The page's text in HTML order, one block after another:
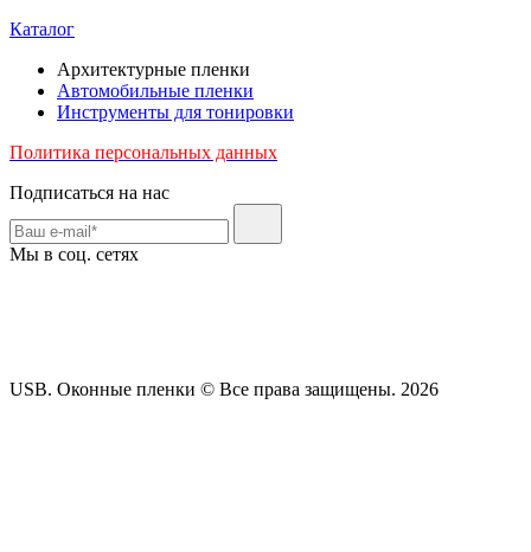
Каталог
Архитектурные пленки
Автомобильные пленки
Инструменты для тонировки
Политика персональных данных
Подписаться на нас
Мы в соц. сетях
USB. Оконные пленки © Все права защищены. 2026